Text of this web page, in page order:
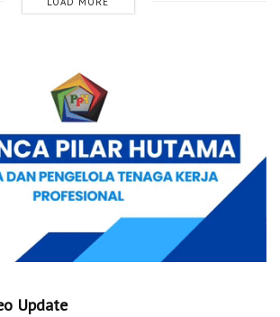
Update